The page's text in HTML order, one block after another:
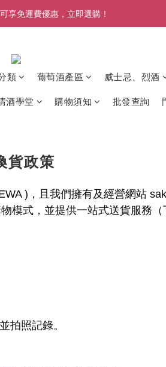
享免運費優惠，立即選購！
享免運費優惠，立即選購！
類 葡萄酒產區 威士忌、烈酒
酒學堂 購物須知 批發查詢
貨政策
)，且我們擁有及經營網站
模式，並提供一站式送貨服務（
拍照記錄。